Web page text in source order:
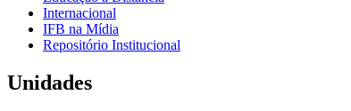
Internacional
IFB na Mídia
Repositório Institucional
Unidades